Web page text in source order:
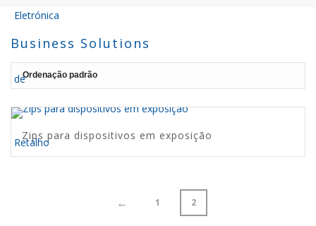
Business Solutions
Zips para dispositivos em exposição
← 1 2